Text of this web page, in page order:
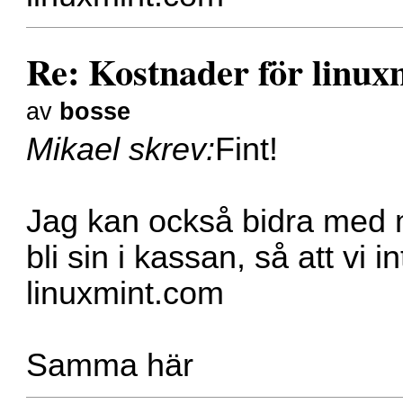
Re: Kostnader för
av bosse
Mikael skrev:Fint!
Jag kan också bidra med
bli sin i kassan, så att vi
linuxmint.com
Samma här